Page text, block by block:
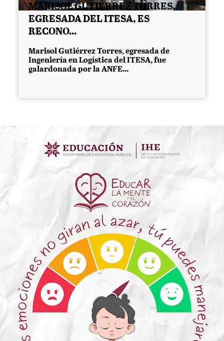
MARISOL GUTIÉRREZ TORRES,
EGRESADA DEL ITESA, ES
RECONO...
Marisol Gutiérrez Torres, egresada de
Ingeniería en Logística del ITESA, fue
galardonada por la ANFE...